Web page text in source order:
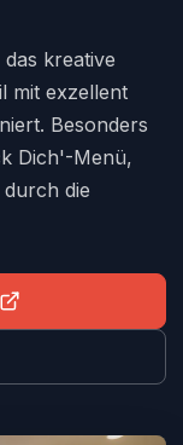
kreative
mit exzellent
Besonders
Dich'-Menü,
die